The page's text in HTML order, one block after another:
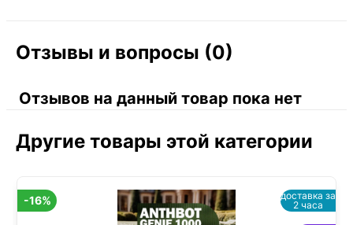
Отзывы и вопросы (0)
Отзывов на данный товар пока нет
Другие товары этой категории
-16%
доставка за
2 часа